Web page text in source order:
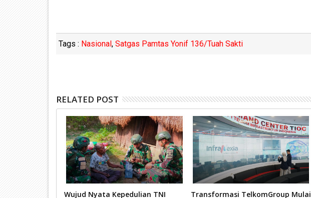
Tags : Nasional, Satgas Pamtas Yonif 136/Tuah Sakti
RELATED POST
Wujud Nyata Kepedulian TNI
Transformasi TelkomGroup Mulai